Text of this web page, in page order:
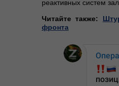
реактивных систем
Читайте также:
фронта